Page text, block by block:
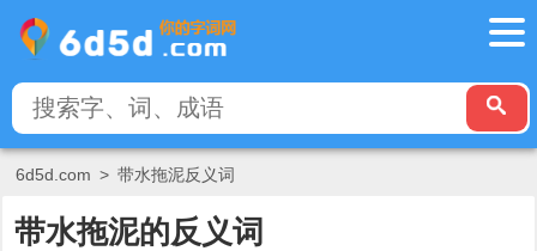
6d5d.com > 带水拖泥反义词
带水拖泥的反义词